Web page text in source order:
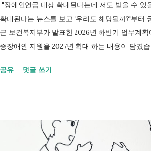
"장애인연금 대상 확대된다는데 저도 받을 수 있
확대된다는 뉴스를 보고 '우리도 해당될까?'부터
근 보건복지부가 발표한 2026년 하반기 업무계
증장애인 지원을 2027년 확대 하는 내용이 담겼
포함되면서 많은 분들이 관심을 갖고 있습니다.
일 발표된 보건복지부 업무계획에 담긴 내용은 무
복지부의 업무계획에 담긴 장애인관련은 어떤 내
공유 댓글 쓰기